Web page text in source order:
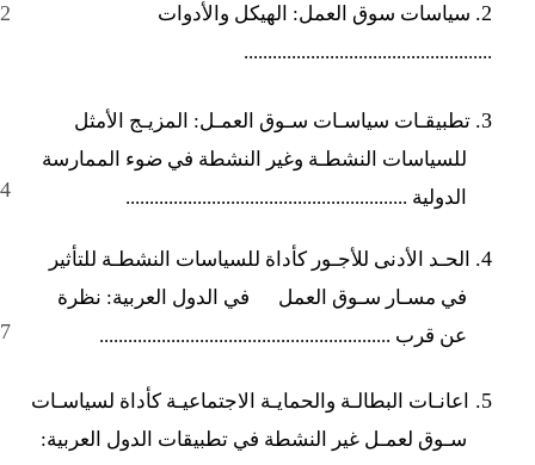
2. سياسات سوق العمل: الهيكل والأدوات
....................................................
2
3. تطبيقـات سياسـات سـوق العمـل: المزيـج الأمثل
للسياسات النشطـة وغير النشطة في ضوء الممارسة
الدولية ...........................................................
4
4.
الحـد الأدنى للأجـور كأداة للسياسات النشطـة للتأثير
في مسـار سـوق العمل
في الدول العربية: نظرة
عن قرب .............................................................
7
5.
اعانـات البطالـة والحمايـة الاجتماعيـة كأداة لسياسـات
سـوق لعمـل غير النشطة في تطبيقات الدول العربية: